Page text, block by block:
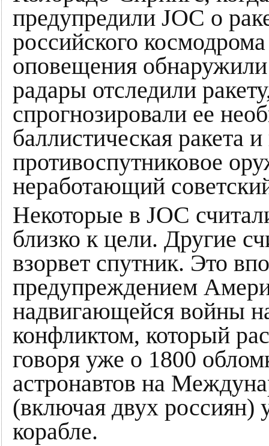
предупредили JOC о
российского
оповещения
радары отследили
спрогнозировали ее
баллистическая ракета
противоспутниковое
неработающий
Некоторые в JOC
близко к цели. Другие
взорвет спутник. Это
предупреждением
надвигающейся войны
конфликтом, который
говоря уже о 1800
астронавтов на
(включая двух россиян)
корабле.